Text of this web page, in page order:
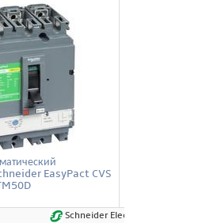
EasyPact CVS
Schneider Electric